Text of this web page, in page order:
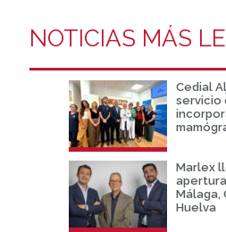
NOTICIAS MÁS
Cedial
servicio
Marlex
Málaga,
Huelva